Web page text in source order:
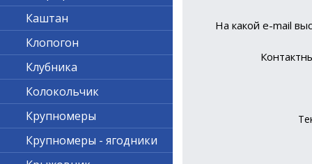
На какой е-mail
Каштан
Клопогон
Клубника
Колокольчик
Крупномеры
Крупномеры - ягодники